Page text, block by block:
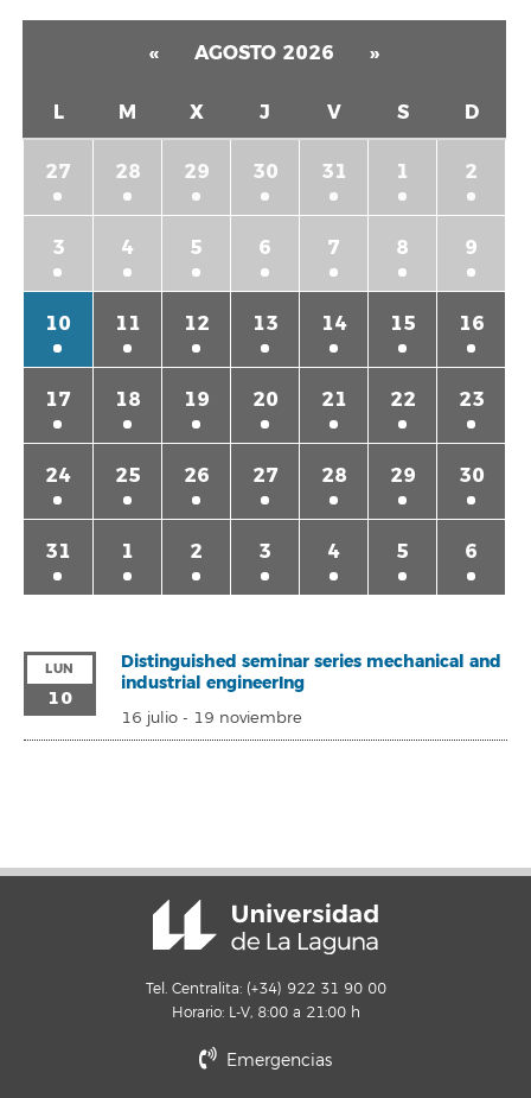
« AGOSTO 2026 »
L M X J V S D
27 28 29 30 31 1 2
3 4 5 6 7 8 9
10 11 12 13 14 15 16
17 18 19 20 21 22 23
24 25 26 27 28 29 30
31 1 2 3 4 5 6
LUN
10
Distinguished seminar series mechanical and
industrial engineerIng
16 julio- 19 noviembre
Tel. Centralita: (+34) 922 31 90 00
Horario: L-V, 8:00 a 21:00 h
Emergencias